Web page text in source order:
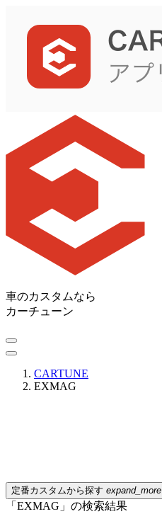
車のカスタムなら
カーチューン
CARTUNE
EXMAG
定番カスタムから探す expand_more
「EXMAG」の検索結果